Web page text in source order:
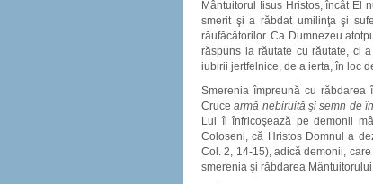
Mântuitorul Iisus Hristos, încât El
smerit şi a răbdat umilinţa şi
răufăcătorilor. Ca Dumnezeu
răspuns la răutate cu răutate, ci a
iubirii jertfelnice, de a ierta, în loc
Smerenia împreună cu răbdarea
Crucearmă nebiruită şi semn de
Lui îi înfricoşează pe demonii
Coloseni, că Hristos Domnul a
Col. 2, 14-15), adică demonii,
smerenia şi răbdarea